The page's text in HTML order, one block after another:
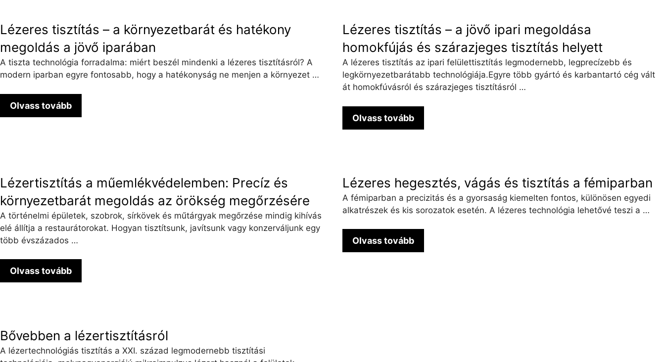
Lézeres tisztítás – a környezetbarát és hatékony
megoldás a jövő iparában
A tiszta technológia forradalma: miért beszél mindenki a lézeres tisztításról? A
modern iparban egyre fontosabb, hogy a hatékonyság ne menjen a környezet …
Olvass tovább
Lézeres tisztítás – a jövő ipari megoldása
homokfújás és szárazjeges tisztítás helyett
A lézeres tisztítás az ipari felülettisztítás legmodernebb, legprecízebb és
legkörnyezetbarátabb technológiája.Egyre több gyártó és karbantartó cég vált
át homokfúvásról és szárazjeges tisztításról …
Olvass tovább
Lézertisztítás a műemlékvédelemben: Precíz és
környezetbarát megoldás az örökség megőrzésére
A történelmi épületek, szobrok, sírkövek és műtárgyak megőrzése mindig kihívás
elé állítja a restaurátorokat. Hogyan tisztítsunk, javítsunk vagy konzerváljunk egy
több évszázados …
Olvass tovább
Lézeres hegesztés, vágás és tisztítás a fémiparban
A fémiparban a precizitás és a gyorsaság kiemelten fontos, különösen egyedi
alkatrészek és kis sorozatok esetén. A lézeres technológia lehetővé teszi a …
Olvass tovább
Bővebben a lézertisztításról
A lézertechnológiás tisztítás a XXI. század legmodernebb tisztítási